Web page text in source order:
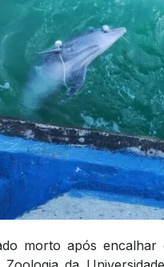
morto após encalhar